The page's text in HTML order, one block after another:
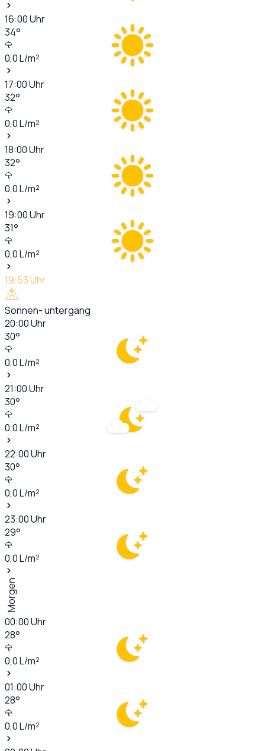
16:00Uhr
34°
0,0L/m²
17:00Uhr
32°
0,0L/m²
18:00Uhr
32°
0,0L/m²
19:00Uhr
31°
0,0L/m²
19:53Uhr
Sonnen- untergang
20:00Uhr
30°
0,0L/m²
21:00Uhr
30°
0,0L/m²
22:00Uhr
30°
0,0L/m²
23:00Uhr
29°
0,0L/m²
Morgen
00:00Uhr
28°
0,0L/m²
01:00Uhr
28°
0,0L/m²